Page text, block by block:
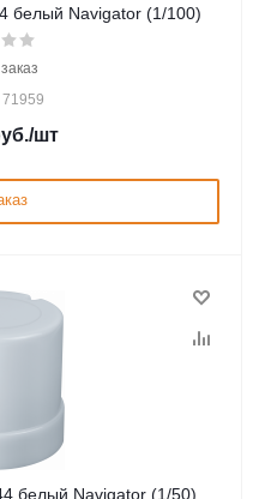
Фотореле NS-PC01-WH IP44 белый Navigator (1/100)
71959
/шт
белый Navigator (1/50)